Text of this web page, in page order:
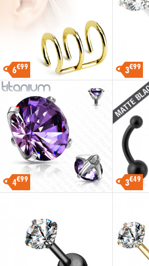
6€99 3€99
4€99 3€49